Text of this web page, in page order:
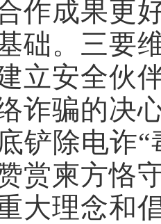
作成果更
础。三要
立安全伙
诈骗的决
铲除电诈
赏柬方恪
大理念和